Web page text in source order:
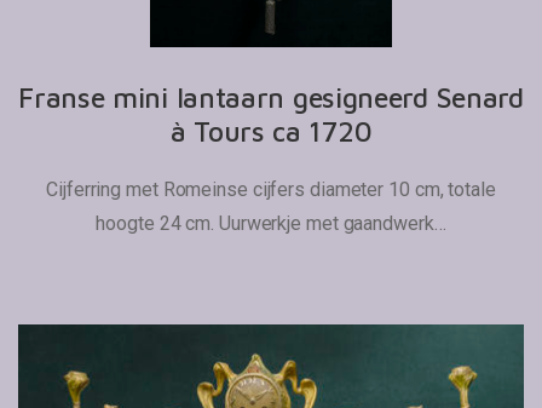
Franse mini lantaarn gesigneerd Senard
à Tours ca 1720
Cijferring met Romeinse cijfers diameter 10 cm, totale
hoogte 24 cm. Uurwerkje met gaandwerk…